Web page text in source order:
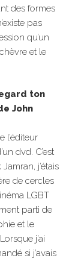
des formes
pas
qu’un
et le
ton
John
l’éditeur
dvd. C’est
j’étais
de cercles
LGBT
parti de
et le
j’ai
si j’avais